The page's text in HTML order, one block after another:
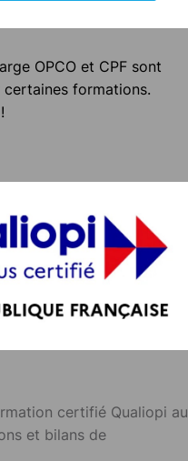
OPCO et CPF sont
formations.
certifié Qualiopi au
et bilans de